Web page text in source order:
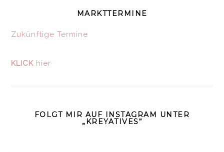
MARKTTERMINE
Zukünftige Termine
KLICK hier
FOLGT MIR AUF INSTAGRAM UNTER
„KREYATIVES“